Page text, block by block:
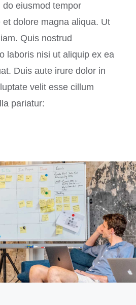
eiusmod tempor
dolore magna aliqua. Ut
Quis nostrud
laboris nisi ut aliquip ex ea
Duis aute irure dolor in
velit esse cillum
pariatur: